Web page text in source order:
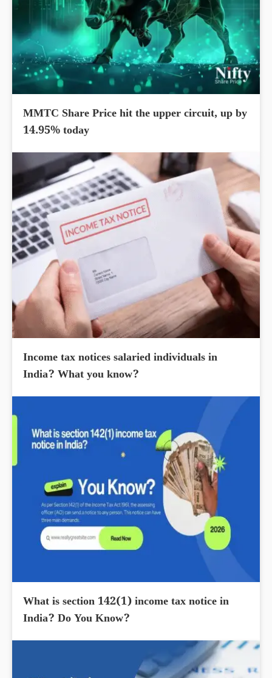
MMTC Share Price hit the upper circuit, up by
14.95% today
Income tax notices salaried individuals in
India? What you know?
What is section 142(1) income tax notice in
India? Do You Know?